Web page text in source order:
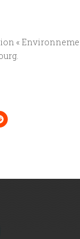
«